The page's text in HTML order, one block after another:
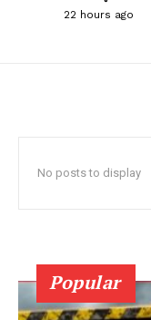
22 hours ago
No posts to display
Popular